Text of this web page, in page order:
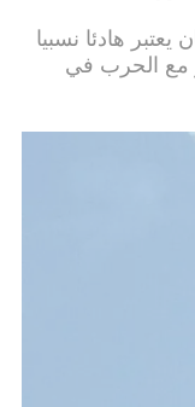
هادئا نسبيا
مع الحرب في